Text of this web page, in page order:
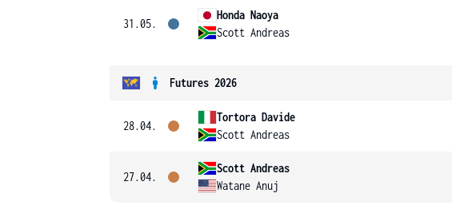
31.05.
Honda Naoya
Scott Andreas
Futures 2026
28.04.
Tortora Davide
Scott Andreas
27.04.
Scott Andreas
Watane Anuj